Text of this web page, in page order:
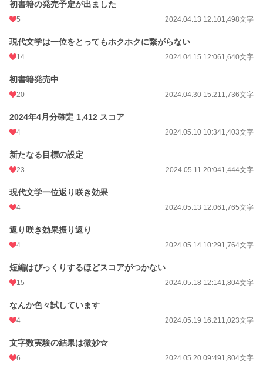
初書籍の発売予定が出ました
5 2024.04.13 12:101,498文字
現代文学は一位をとってもホクホクに繋がらない
14 2024.04.15 12:061,640文字
初書籍発売中
20 2024.04.30 15:211,736文字
2024年4月分確定 1,412 スコア
4 2024.05.10 10:341,403文字
新たなる目標の設定
23 2024.05.11 20:041,444文字
現代文学一位返り咲き効果
4 2024.05.13 12:061,765文字
返り咲き効果振り返り
4 2024.05.14 10:291,764文字
短編はびっくりするほどスコアがつかない
15 2024.05.18 12:141,804文字
なんか色々試しています
4 2024.05.19 16:211,023文字
文字数実験の結果は微妙☆
6 2024.05.20 09:491,804文字